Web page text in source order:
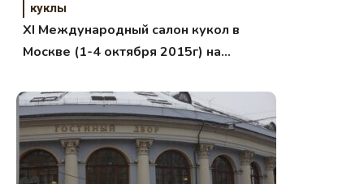
куклы
XI Международный салон кукол в
Москве (1-4 октября 2015г) на